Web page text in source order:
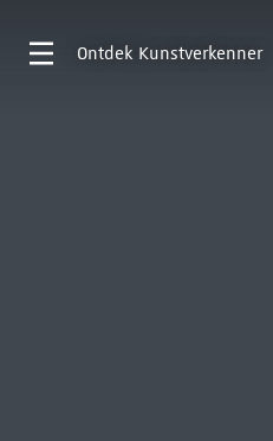
Ontdek Kunstverkenner